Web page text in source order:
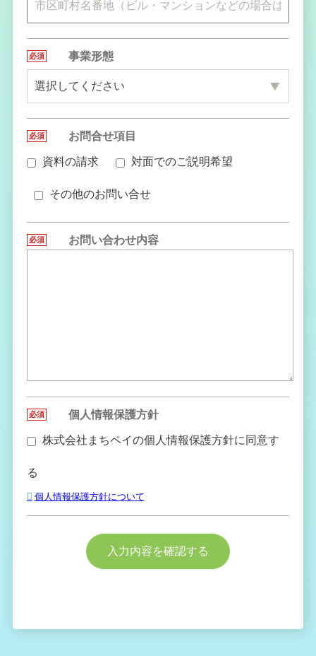
必須 事業形態
必須 お問合せ項目
資料の請求 対面でのご説明希望
その他のお問い合せ
必須 お問い合わせ内容
必須 個人情報保護方針
株式会社まちペイの個人情報保護方針に同意す
る
個人情報保護方針について